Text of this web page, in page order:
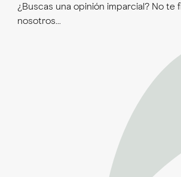
¿Buscas una opinión imparcial? No te
nosotros…